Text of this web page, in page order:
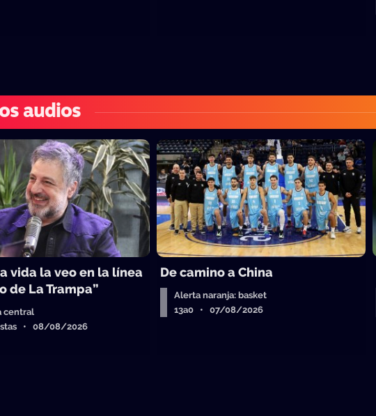
audios
vida la veo en la línea
de La Trampa”
central
• 08/08/2026
De camino a China
Alerta naranja: basket
13a0 • 07/08/2026